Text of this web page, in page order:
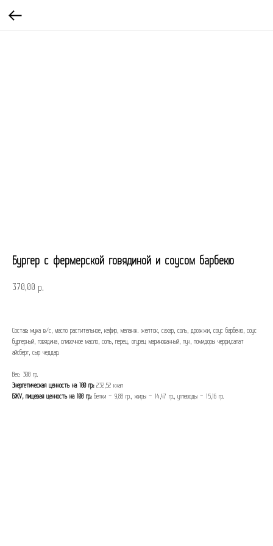
Бургер с фермерской говядиной и соусом барбекю
370,00 р.
Состав: мука в/c, масло растительное, кефир, меланж. желток, сахар, соль, дрожжи, соус барбекю, соус
бургерный, говядина, сливочное масло, соль, перец, огурец маринованный, лук, помидоры черри,салат
айсберг, сыр чеддар.
Вес: 300 гр.
Энергетическая ценность на 100 гр.: 232,52 ккал
БЖУ, пищевая ценность на 100 гр.: белки – 9,88 гр., жиры – 14,47 гр., углеводы – 15,16 гр.